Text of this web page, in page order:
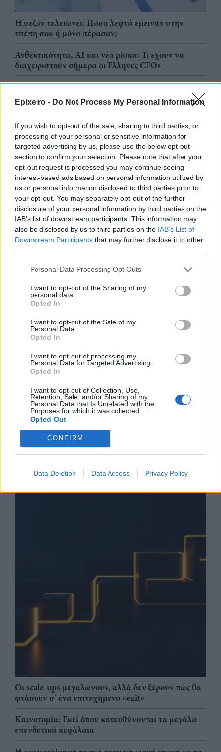
Epixeiro - Do Not Process My Personal Information
If you wish to opt-out of the sale, sharing to third parties, or
processing of your personal or sensitive information for
targeted advertising by us, please use the below opt-out
section to confirm your selection. Please note that after your
opt-out request is processed you may continue seeing
interest-based ads based on personal information utilized by
us or personal information disclosed to third parties prior to
your opt-out. You may separately opt-out of the further
disclosure of your personal information by third parties on the
IAB’s list of downstream participants. This information may
also be disclosed by us to third parties on the IAB’s List of
Downstream Participants that may further disclose it to other
Personal Data Processing Opt Outs
I want to opt-out of the Sharing of my
personal data.
Opted In
I want to opt-out of the Sale of my
Personal Data.
Opted In
I want to opt-out of processing my
Personal Data for Targeted Advertising.
Opted In
I want to opt-out of Collection, Use,
Retention, Sale, and/or Sharing of my
Personal Data that Is Unrelated with the
Purposes for which it was collected.
Opted Out
CONFIRM
Data Deletion Data Access Privacy Policy
Η σεζόν τελειώνει: Πόσα λεφτά έμειναν στην
τσέπη σου ή μόνο πέρασαν;
Ανθεκτικότητα, AI και νέα ρίσκα: Τι έχουν να
διαχειριστούν σήμερα οι Έλληνες CEOs
Αύγουστος: Ο μήνας που όλοι κοιμούνται και οι
έξυπνοι σχεδιάζουν
Marketing & Sales
Έρχεται το TikTok Shop στην Ελλάδα! Τι πρέπει να
ξέρει κάθε e-shop
Γιατί οι συνεργασίες με influencers δεν φέρνουν
πάντα αποτέλεσμα
AI στη διαφήμιση: Τι αλλάζει για brands και
agencies
Startup
Οι scale-ups μεγαλώνουν, αλλά δεν ξέρουν πώς θα
φτάσουν σ' ένα επιτυχημένο «exit»
Καινοτομία: Εκεί όπου κατευθύνονται τα μεγάλα
επενδυτικά κεφάλαια